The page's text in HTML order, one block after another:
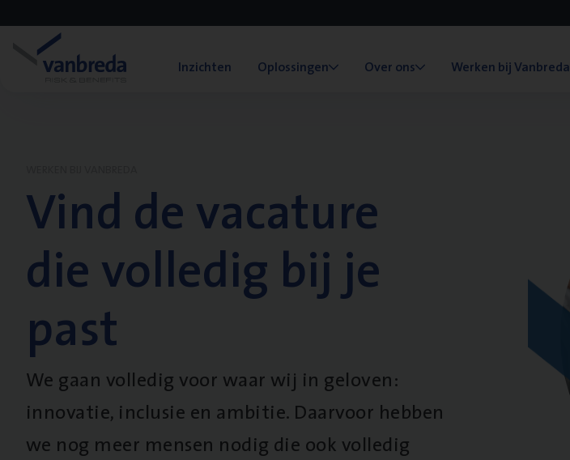
Inzichten Oplossingen Over ons Werken bij Vanbreda
Vind de vacature
die volledig bij je
past
We gaan volledig voor waar wij in geloven:
innovatie, inclusie en ambitie. Daarvoor hebben
we nog meer mensen nodig die ook volledig